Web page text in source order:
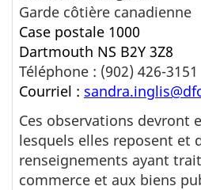
Garde côtière canadienne
Case postale 1000
Dartmouth NS B2Y 3Z8
Téléphone : (902) 426-3151
Courriel :
Ces observations devront
lesquels elles reposent et
renseignements ayant
commerce et aux biens